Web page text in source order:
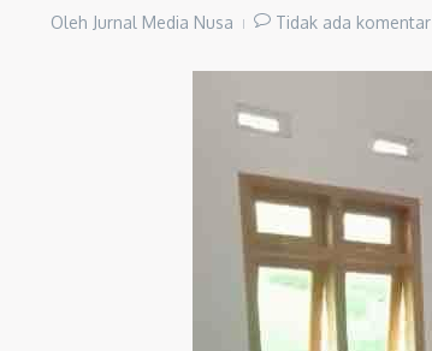
Oleh Jurnal Media Nusa Tidak ada komentar